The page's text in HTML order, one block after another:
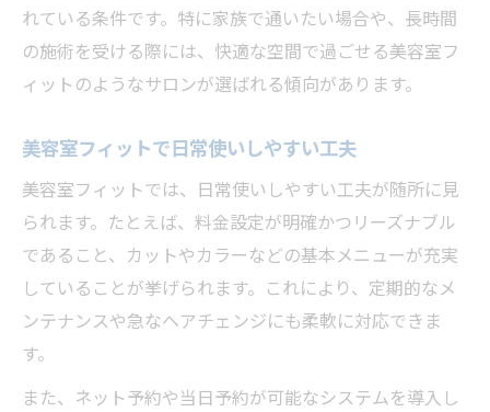
れている条件です。特に家族で通いたい場合や、長時間
の施術を受ける際には、快適な空間で過ごせる美容室フ
ィットのようなサロンが選ばれる傾向があります。
美容室フィットで日常使いしやすい工夫
美容室フィットでは、日常使いしやすい工夫が随所に見
られます。たとえば、料金設定が明確かつリーズナブル
であること、カットやカラーなどの基本メニューが充実
していることが挙げられます。これにより、定期的なメ
ンテナンスや急なヘアチェンジにも柔軟に対応できま
す。
また、ネット予約や当日予約が可能なシステムを導入し